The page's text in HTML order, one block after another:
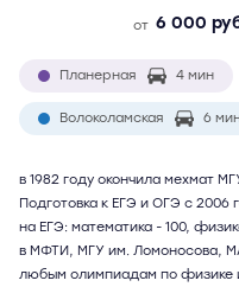
от 6 000
Планерная 4 мин
Волоколамская 6
в 1982 году окончила мехмат
Подготовка к ЕГЭ и ОГЭ с 2006
на ЕГЭ: математика - 100,
в МФТИ, МГУ им. Ломоносова,
любым олимпиадам по физике